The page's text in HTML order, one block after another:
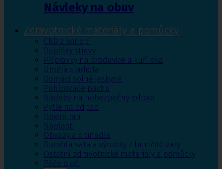
Návleky na obuv
Zdravotnické materiály a pomůcky
CBD z konopí
Doplňky stravy
Přípravky na bradavice a kuří oka
Umělá sladidla
Domácí solné jeskyně
Pohlcovače pachu
Nádoby na nebezpečný odpad
Pytle na odpad
Hojení ran
Náplasti
Obvazy a obinadla
Buničitá vata a výrobky z buničité vaty
Ostatní zdravotnické materiály a pomůcky
Péče o oči